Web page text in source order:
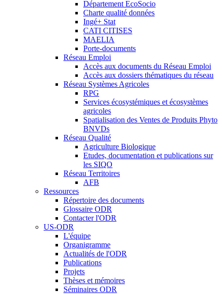
Département EcoSocio
Charte qualité données
Ingé+ Stat
CATI CITISES
MAELIA
Porte-documents
Réseau Emploi
Accès aux documents du Réseau Emploi
Accès aux dossiers thématiques du réseau
Réseau Systèmes Agricoles
RPG
Services écosystémiques et écosystèmes
agricoles
Spatialisation des Ventes de Produits Phyto
BNVDs
Réseau Qualité
Agriculture Biologique
Etudes, documentation et publications sur
les SIQO
Réseau Territoires
AFB
Ressources
Répertoire des documents
Glossaire ODR
Contacter l'ODR
US-ODR
L'équipe
Organigramme
Actualités de l'ODR
Publications
Projets
Thèses et mémoires
Séminaires ODR